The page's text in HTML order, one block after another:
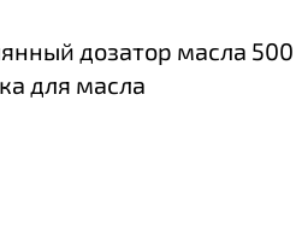
дозатор масла
для масла